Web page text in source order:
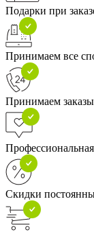
Подарки при
Принимаем все
Принимаем заказы
Скидки